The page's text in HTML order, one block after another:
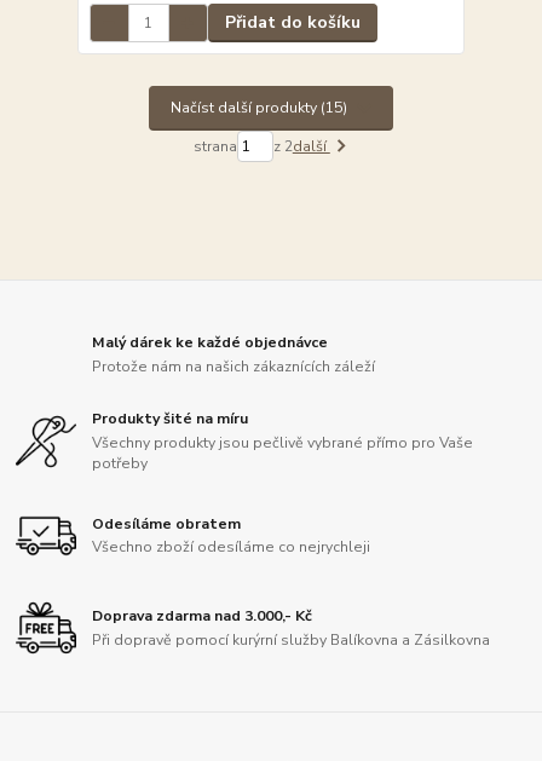
Přidat do košíku
Načíst další produkty (15)
strana z 2další
Malý dárek ke každé objednávce
Protože nám na našich zákaznících záleží
Produkty šité na míru
Všechny produkty jsou pečlivě vybrané přímo pro Vaše
potřeby
Odesíláme obratem
Všechno zboží odesíláme co nejrychleji
Doprava zdarma nad 3.000,- Kč
Při dopravě pomocí kurýrní služby Balíkovna a Zásilkovna